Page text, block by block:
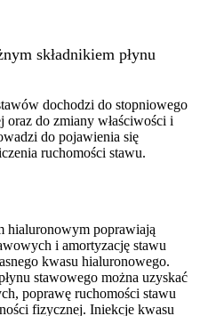
składnikiem płynu
dochodzi do stopniowego
oraz do zmiany właściwości i
do pojawienia się
ruchomości stawu.
hialuronowym poprawiają
i amortyzację stawu
kwasu hialuronowego.
stawowego można uzyskać
poprawę ruchomości stawu
fizycznej. Iniekcje kwasu